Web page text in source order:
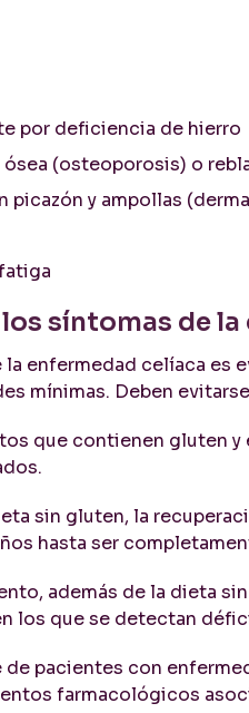
por deficiencia de hierro
ósea (osteoporosis) o
picazón y ampollas
síntomas de
enfermedad celíaca
mínimas. Deben
que contienen gluten
sin gluten, la
hasta ser
además de la dieta
los que se detectan
pacientes con
farmacológicos